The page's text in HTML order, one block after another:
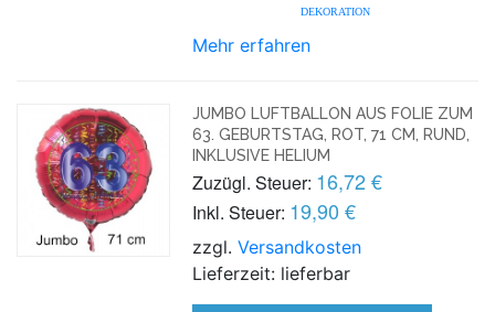
DEKORATION
Mehr erfahren
JUMBO LUFTBALLON AUS FOLIE ZUM
63. GEBURTSTAG, ROT, 71 CM, RUND,
INKLUSIVE HELIUM
Zuzügl. Steuer: 16,72 €
Inkl. Steuer: 19,90 €
zzgl.Versandkosten
Lieferzeit: lieferbar